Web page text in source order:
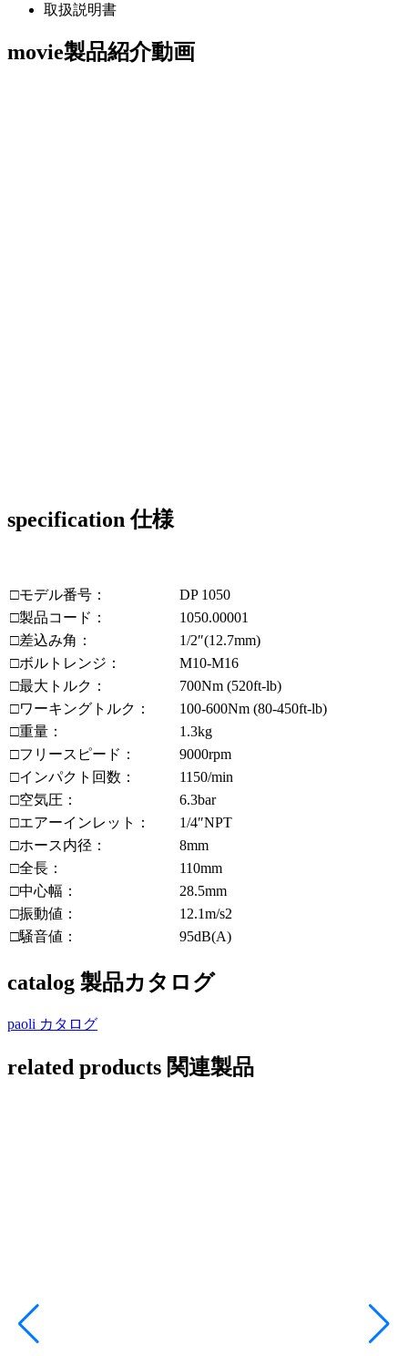
取扱説明書
movie製品紹介動画
specification仕様
□モデル番号：
DP 1050
□製品コード：
1050.00001
□差込み角：
1/2″(12.7mm)
□ボルトレンジ：
M10-M16
□最大トルク：
700Nm (520ft-lb)
□ワーキングトルク：
100-600Nm (80-450ft-lb)
□重量：
1.3kg
□フリースピード：
9000rpm
□インパクト回数：
1150/min
□空気圧：
6.3bar
□エアーインレット：
1/4″NPT
□ホース内径：
8mm
□全長：
110mm
□中心幅：
28.5mm
□振動値：
12.1m/s2
□騒音値：
95dB(A)
catalog 製品カタログ
paoli カタログ
related products 関連製品